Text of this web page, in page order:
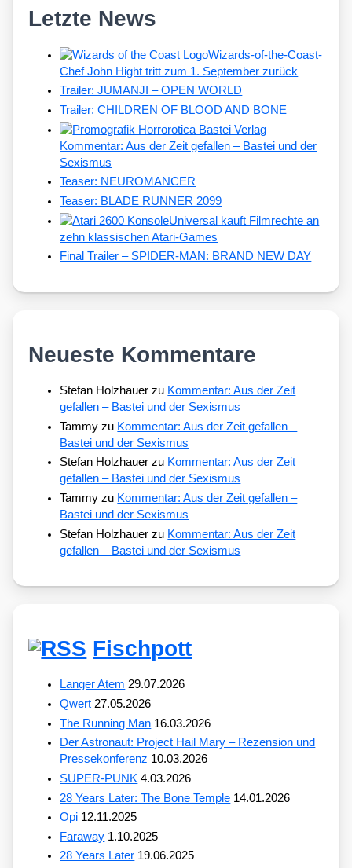
Letzte News
Wizards-of-the-Coast-
Chef John Hight tritt zum 1. September zurück
Trailer: JUMANJI – OPEN WORLD
Trailer: CHILDREN OF BLOOD AND BONE
Kommentar: Aus der Zeit gefallen – Bastei und der
Sexismus
Teaser: NEUROMANCER
Teaser: BLADE RUNNER 2099
Universal kauft Filmrechte an
zehn klassischen Atari-Games
Final Trailer – SPIDER-MAN: BRAND NEW DAY
Neueste Kommentare
Stefan Holzhauer zu Kommentar: Aus der Zeit
gefallen – Bastei und der Sexismus
Tammy zu Kommentar: Aus der Zeit gefallen –
Bastei und der Sexismus
Stefan Holzhauer zu Kommentar: Aus der Zeit
gefallen – Bastei und der Sexismus
Tammy zu Kommentar: Aus der Zeit gefallen –
Bastei und der Sexismus
Stefan Holzhauer zu Kommentar: Aus der Zeit
gefallen – Bastei und der Sexismus
Fischpott
Langer Atem 29.07.2026
Qwert 27.05.2026
The Running Man 16.03.2026
Der Astronaut: Project Hail Mary – Rezension und
Pressekonferenz 10.03.2026
SUPER-PUNK 4.03.2026
28 Years Later: The Bone Temple 14.01.2026
Opi 12.11.2025
Faraway 1.10.2025
28 Years Later 19.06.2025